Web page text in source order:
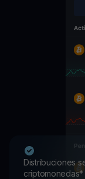
Distribuciones
criptomonedas*